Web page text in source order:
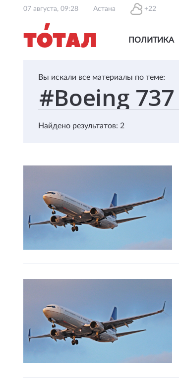
07 августа, 09:28 Астана +22
ПОЛИТИКА
Вы искали все материалы по теме:
Найдено результатов: 2